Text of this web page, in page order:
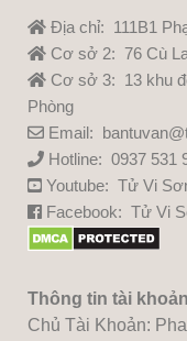
Địa chỉ: 111B1
Cơ sở 2: 76 Cù
Cơ sở 3: 13 khu
Phòng
Email:
Hotline: 0937 531
Youtube: Tử Vi
Facebook: Tử Vi
Thông tin tài
Chủ Tài Khoản: